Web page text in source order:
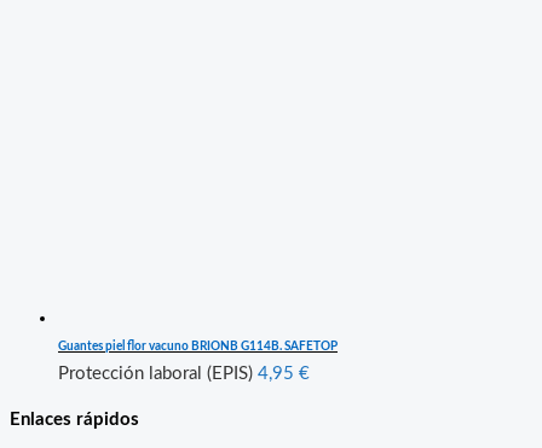
Guantes piel flor vacuno BRIONB G114B. SAFETOP
Protección laboral (EPIS) 4,95 €
Enlaces rápidos